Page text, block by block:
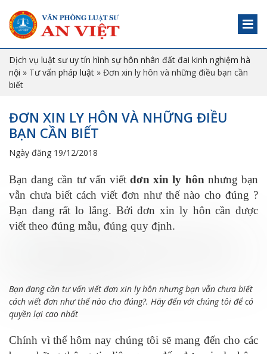
Dịch vụ luật sư uy tín hình sự hôn nhân đất đai kinh nghiệm hà
nội » Tư vấn pháp luật » Đơn xin ly hôn và những điều bạn cần
biết
ĐƠN XIN LY HÔN VÀ NHỮNG ĐIỀU
BẠN CẦN BIẾT
Ngày đăng 19/12/2018
Bạn đang cần tư vấn viếtđơn xin ly hôn nhưng bạn
vẫn chưa biết cách viết đơn như thế nào cho đúng ?
Bạn đang rất lo lắng. Bởi đơn xin ly hôn cần được
viết theo đúng mẫu, đúng quy định.
Bạn đang cần tư vấn viết đơn xin ly hôn nhưng bạn vẫn chưa biết
cách viết đơn như thế nào cho đúng?. Hãy đến với chúng tôi để có
quyền lợi cao nhất
Chính vì thế hôm nay chúng tôi sẽ mang đến cho các